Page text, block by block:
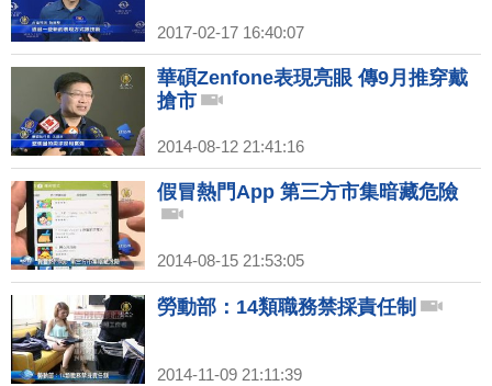
2017-02-17 16:40:07
華碩Zenfone表現亮眼 傳9月推穿戴
搶市
2014-08-12 21:41:16
假冒熱門App 第三方市集暗藏危險
2014-08-15 21:53:05
勞動部：14類職務禁採責任制
2014-11-09 21:11:39